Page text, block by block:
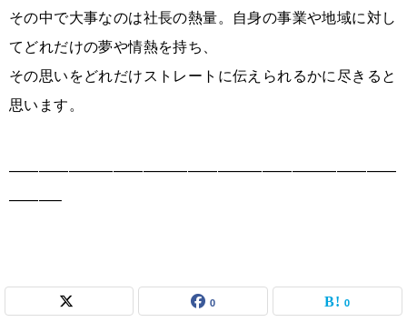
その中で大事なのは社長の熱量。自身の事業や地域に対し
てどれだけの夢や情熱を持ち、
その思いをどれだけストレートに伝えられるかに尽きると
思います。
——————————————————————————
———–
0 0